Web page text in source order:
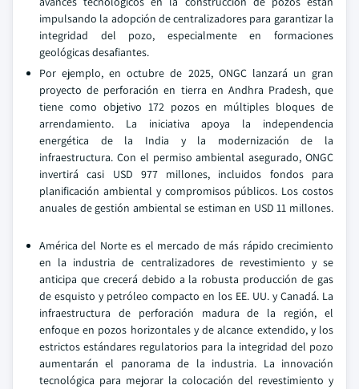
impulsando la adopción de centralizadores para garantizar la
integridad del pozo, especialmente en formaciones
geológicas desafiantes.
Por ejemplo, en octubre de 2025, ONGC lanzará un gran
proyecto de perforación en tierra en Andhra Pradesh, que
tiene como objetivo 172 pozos en múltiples bloques de
arrendamiento. La iniciativa apoya la independencia
energética de la India y la modernización de la
infraestructura. Con el permiso ambiental asegurado, ONGC
invertirá casi USD 977 millones, incluidos fondos para
planificación ambiental y compromisos públicos. Los costos
anuales de gestión ambiental se estiman en USD 11 millones.
América del Norte es el mercado de más rápido crecimiento
en la industria de centralizadores de revestimiento y se
anticipa que crecerá debido a la robusta producción de gas
de esquisto y petróleo compacto en los EE. UU. y Canadá. La
infraestructura de perforación madura de la región, el
enfoque en pozos horizontales y de alcance extendido, y los
estrictos estándares regulatorios para la integridad del pozo
aumentarán el panorama de la industria. La innovación
tecnológica para mejorar la colocación del revestimiento y